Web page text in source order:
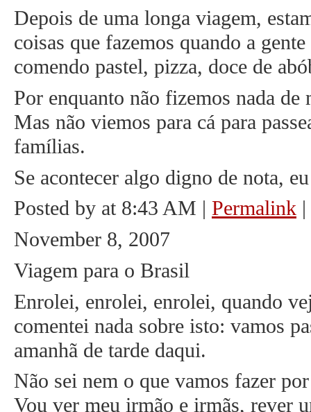
Depois de uma longa viagem,
coisas que fazemos quando a
comendo pastel, pizza, doce de
Por enquanto não fizemos nada
Mas não viemos para cá para
famílias.
Se acontecer algo digno de nota,
Posted by at 8:43 AM | Permalink |
November 8, 2007
Viagem para o Brasil
Enrolei, enrolei, enrolei, quando
comentei nada sobre isto: vamos
amanhã de tarde daqui.
Não sei nem o que vamos fazer
Vou ver meu irmão e irmãs, rever